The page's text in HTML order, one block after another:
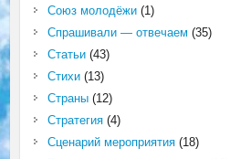
Союз молодёжи(1)
Спрашивали — отвечаем (35)
Статьи(43)
Стихи(13)
Страны(12)
Стратегия(4)
Сценарий мероприятия(18)